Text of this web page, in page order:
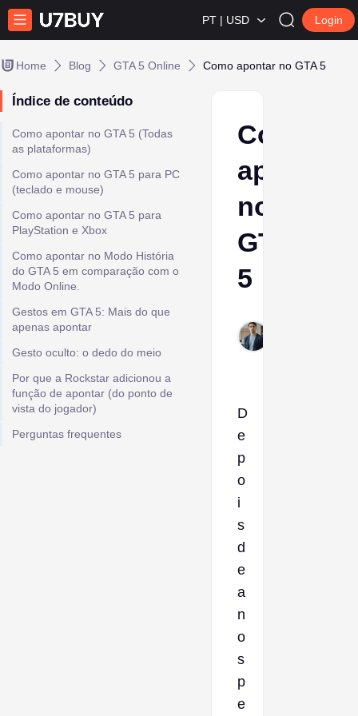
PT | USD Login
Home Blog GTA 5 Online Como apontar no GTA 5
Índice de conteúdo
Como apontar no GTA 5 (Todas
as plataformas)
Como apontar no GTA 5 para PC
(teclado e mouse)
Como apontar no GTA 5 para
PlayStation e Xbox
Como apontar no Modo História
do GTA 5 em comparação com o
Modo Online.
Gestos em GTA 5: Mais do que
apenas apontar
Gesto oculto: o dedo do meio
Por que a Rockstar adicionou a
função de apontar (do ponto de
vista do jogador)
Perguntas frequentes
Como
apontar
no
GTA
5
D
e
p
o
i
s
d
e
a
n
o
s
p
e